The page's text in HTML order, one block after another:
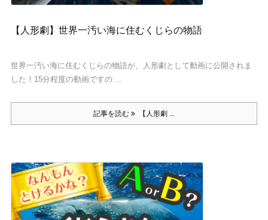
【人形劇】世界一汚い海に住むくじらの物語
世界一汚い海に住むくじらの物語が、人形劇として動画に公開されま
した！15分程度の動画ですの ...
記事を読む 【人形劇 ...